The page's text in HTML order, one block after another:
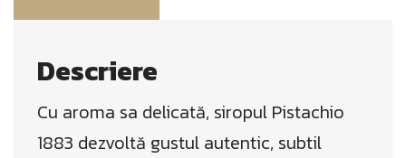
Descriere
Cu aroma sa delicată, siropul Pistachio
1883 dezvoltă gustul autentic, subtil